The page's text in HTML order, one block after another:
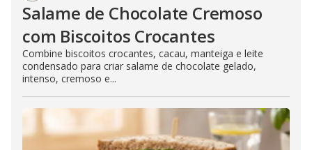
Salame de Chocolate Cremoso
com Biscoitos Crocantes
Combine biscoitos crocantes, cacau, manteiga e leite
condensado para criar salame de chocolate gelado,
intenso, cremoso e...